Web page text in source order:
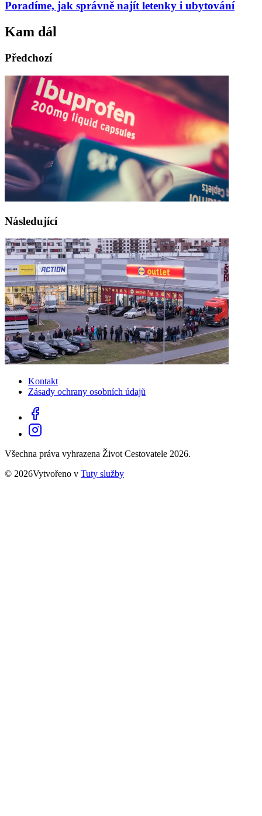
Poradíme, jak správně najít letenky i ubytování
Kam dál
Předchozí
Následující
Kontakt
Zásady ochrany osobních údajů
Všechna práva vyhrazena Život Cestovatele 2026.
© 2026Vytvořeno v Tuty služby